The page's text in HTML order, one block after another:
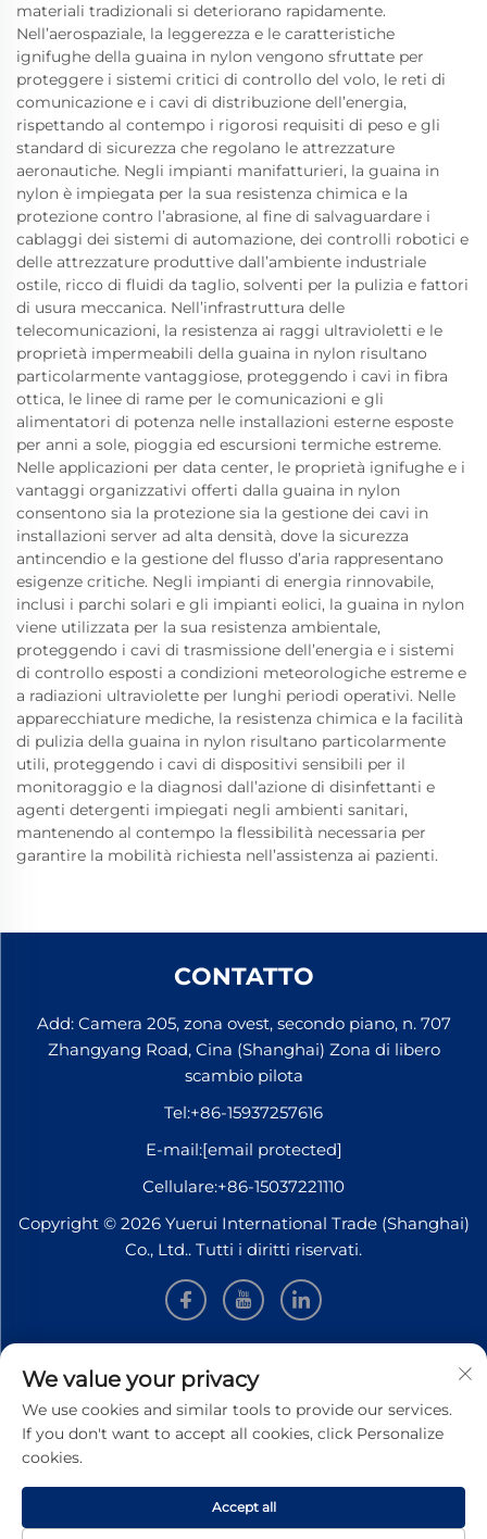
materiali tradizionali si deteriorano rapidamente.
Nell’aerospaziale, la leggerezza e le caratteristiche
ignifughe della guaina in nylon vengono sfruttate per
proteggere i sistemi critici di controllo del volo, le reti di
comunicazione e i cavi di distribuzione dell’energia,
rispettando al contempo i rigorosi requisiti di peso e gli
standard di sicurezza che regolano le attrezzature
aeronautiche. Negli impianti manifatturieri, la guaina in
nylon è impiegata per la sua resistenza chimica e la
protezione contro l’abrasione, al fine di salvaguardare i
cablaggi dei sistemi di automazione, dei controlli robotici e
delle attrezzature produttive dall’ambiente industriale
ostile, ricco di fluidi da taglio, solventi per la pulizia e fattori
di usura meccanica. Nell’infrastruttura delle
telecomunicazioni, la resistenza ai raggi ultravioletti e le
proprietà impermeabili della guaina in nylon risultano
particolarmente vantaggiose, proteggendo i cavi in fibra
ottica, le linee di rame per le comunicazioni e gli
alimentatori di potenza nelle installazioni esterne esposte
per anni a sole, pioggia ed escursioni termiche estreme.
Nelle applicazioni per data center, le proprietà ignifughe e i
vantaggi organizzativi offerti dalla guaina in nylon
consentono sia la protezione sia la gestione dei cavi in
installazioni server ad alta densità, dove la sicurezza
antincendio e la gestione del flusso d’aria rappresentano
esigenze critiche. Negli impianti di energia rinnovabile,
inclusi i parchi solari e gli impianti eolici, la guaina in nylon
viene utilizzata per la sua resistenza ambientale,
proteggendo i cavi di trasmissione dell’energia e i sistemi
di controllo esposti a condizioni meteorologiche estreme e
a radiazioni ultraviolette per lunghi periodi operativi. Nelle
apparecchiature mediche, la resistenza chimica e la facilità
di pulizia della guaina in nylon risultano particolarmente
utili, proteggendo i cavi di dispositivi sensibili per il
monitoraggio e la diagnosi dall’azione di disinfettanti e
agenti detergenti impiegati negli ambienti sanitari,
mantenendo al contempo la flessibilità necessaria per
garantire la mobilità richiesta nell’assistenza ai pazienti.
CONTATTO
Add: Camera 205, zona ovest, secondo piano, n. 707
Zhangyang Road, Cina (Shanghai) Zona di libero
scambio pilota
Tel:+86-15937257616
E-mail:[email protected]
Cellulare:+86-15037221110
Copyright © 2026 Yuerui International Trade (Shanghai)
Co., Ltd.. Tutti i diritti riservati.
INFORMAZIONI
Iscriviti per ricevere la nostra newsletter settimanale
INVIA
We value your privacy
We use cookies and similar tools to provide our services.
If you don't want to accept all cookies, click Personalize
cookies.
Accept all